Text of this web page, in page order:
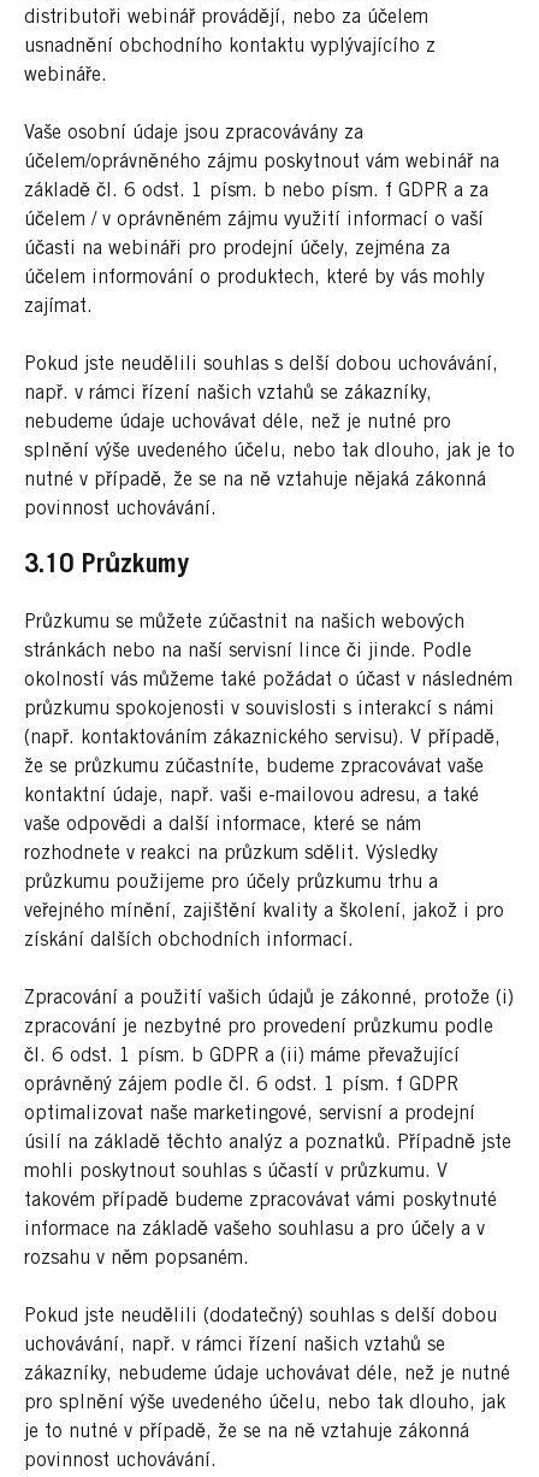
distributoři webinář provádějí, nebo za účelem
usnadnění obchodního kontaktu vyplývajícího z
webináře.
Vaše osobní údaje jsou zpracovávány za
účelem/oprávněného zájmu poskytnout vám webinář na
základě čl. 6 odst. 1 písm. b nebo písm. f GDPR a za
účelem / v oprávněném zájmu využití informací o vaší
účasti na webináři pro prodejní účely, zejména za
účelem informování o produktech, které by vás mohly
zajímat.
Pokud jste neudělili souhlas s delší dobou uchovávání,
např. v rámci řízení našich vztahů se zákazníky,
nebudeme údaje uchovávat déle, než je nutné pro
splnění výše uvedeného účelu, nebo tak dlouho, jak je to
nutné v případě, že se na ně vztahuje nějaká zákonná
povinnost uchovávání.
3.10 Průzkumy
Průzkumu se můžete zúčastnit na našich webových
stránkách nebo na naší servisní lince či jinde. Podle
okolností vás můžeme také požádat o účast v následném
průzkumu spokojenosti v souvislosti s interakcí s námi
(např. kontaktováním zákaznického servisu). V případě,
že se průzkumu zúčastníte, budeme zpracovávat vaše
kontaktní údaje, např. vaši e-mailovou adresu, a také
vaše odpovědi a další informace, které se nám
rozhodnete v reakci na průzkum sdělit. Výsledky
průzkumu použijeme pro účely průzkumu trhu a
veřejného mínění, zajištění kvality a školení, jakož i pro
získání dalších obchodních informací.
Zpracování a použití vašich údajů je zákonné, protože (i)
zpracování je nezbytné pro provedení průzkumu podle
čl. 6 odst. 1 písm. b GDPR a (ii) máme převažující
oprávněný zájem podle čl. 6 odst. 1 písm. f GDPR
optimalizovat naše marketingové, servisní a prodejní
úsilí na základě těchto analýz a poznatků. Případně jste
mohli poskytnout souhlas s účastí v průzkumu. V
takovém případě budeme zpracovávat vámi poskytnuté
informace na základě vašeho souhlasu a pro účely a v
rozsahu v něm popsaném.
Pokud jste neudělili (dodatečný) souhlas s delší dobou
uchovávání, např. v rámci řízení našich vztahů se
zákazníky, nebudeme údaje uchovávat déle, než je nutné
pro splnění výše uvedeného účelu, nebo tak dlouho, jak
je to nutné v případě, že se na ně vztahuje zákonná
povinnost uchovávání.